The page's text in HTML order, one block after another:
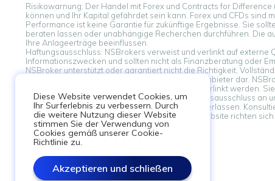
Risikowarnung: Der Handel mit Forex und Contracts for
können und Ihr Kapital gefährdet sein kann. Forex und CFDs
Performance ist keine Garantie für zukünftige Ergebnisse. Sie
beraten lassen oder unabhängige Recherchen durchführen. Die
Ihre Anlageerträge beeinflussen.
Haftungsausschluss: NSBrokers verweist und verlinkt auf
Informationszwecken und sollten nicht als Finanzberatung oder
NSBroker unterstützt oder garantiert nicht die Richtigkeit,
stellt keine Empfehlung des Inhalts oder seiner Anbieter dar.
Meinungen ergeben, die von externen Quellen verlinkt werden.
auf dieser Plattform erkennen Sie diesen Haftungsausschluss
präsentierten Informationen und Meinungen zu verlassen.
Haftungsausschluss: Informationen auf dieser Website richten
Vorschriften verstoßen würde.
Diese Website verwendet Cookies, um
Ihr Surferlebnis zu verbessern. Durch
die weitere Nutzung dieser Website
stimmen Sie der Verwendung von
Cookies gemäß unserer Cookie-
Richtlinie zu.
Akzeptieren und schließen